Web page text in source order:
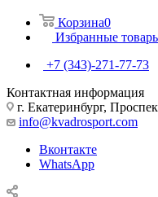
Корзина0
Избранные
+7 (343)-271-77-73
Контактная информация
г. Екатеринбург,
info@kvadrosport.com
Вконтакте
WhatsApp